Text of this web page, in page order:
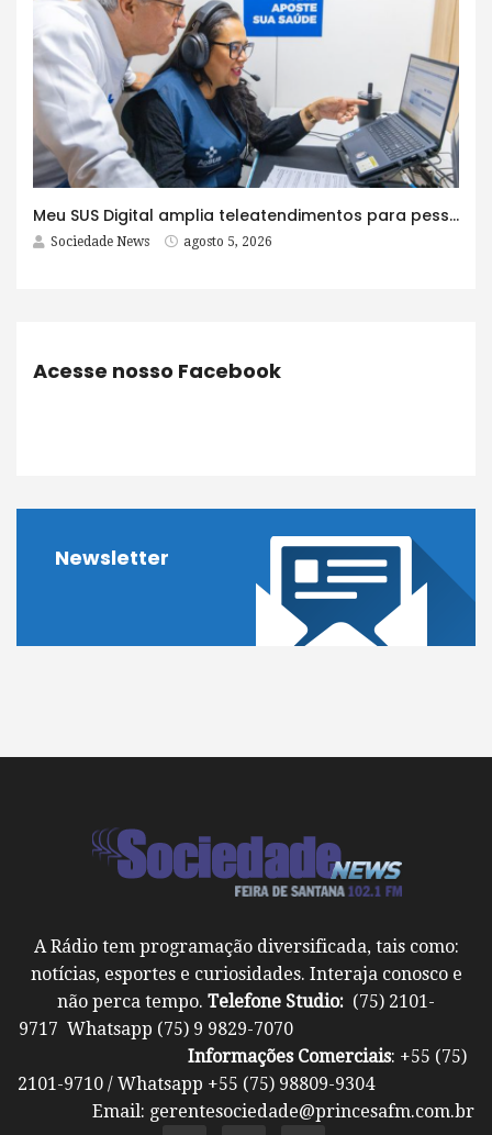
Meu SUS Digital amplia teleatendimentos para pessoas com problemas com jogos e apostas
Sociedade News agosto 5, 2026
Acesse nosso Facebook
Newsletter
A Rádio tem programação diversificada, tais como:
notícias, esportes e curiosidades. Interaja conosco e
não perca tempo. Telefone Studio: (75) 2101-
9717 Whatsapp (75) 9 9829-7070
Informações Comerciais: +55 (75)
2101-9710 / Whatsapp +55 (75) 98809-9304
Email: gerentesociedade@princesafm.com.br